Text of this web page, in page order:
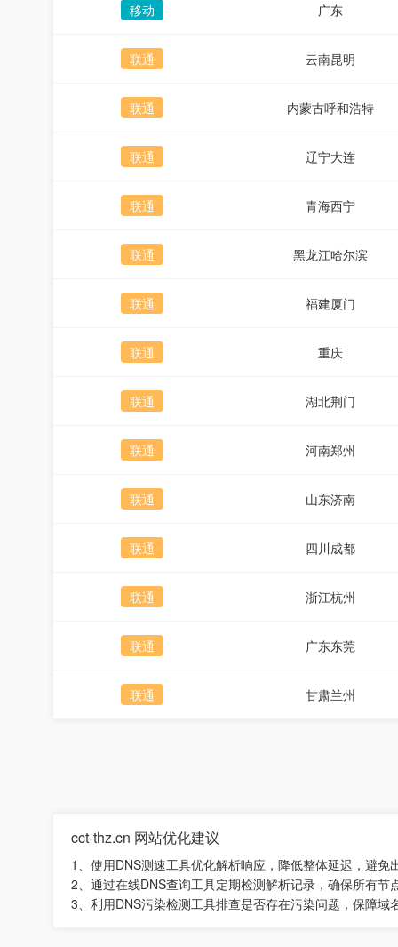
移动 广东
联通 云南昆明
联通 内蒙古呼和浩特
联通 辽宁大连
联通 青海西宁
联通 黑龙江哈尔滨
联通 福建厦门
联通 重庆
联通 湖北荆门
联通 河南郑州
联通 山东济南
联通 四川成都
联通 浙江杭州
联通 广东东莞
联通 甘肃兰州
cct-thz.cn 网站优化建议
1、使用DNS测速工具优化解析响应，降低整体延迟，避免
2、通过在线DNS查询工具定期检测解析记录，确保所有节
3、利用DNS污染检测工具排查是否存在污染问题，保障域